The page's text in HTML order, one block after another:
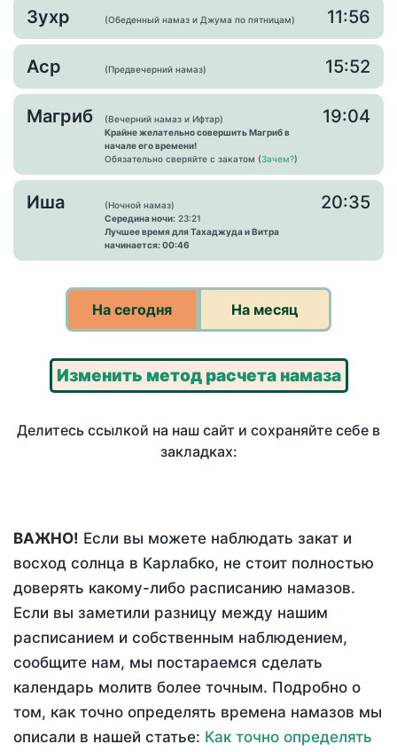
Зухр (Обеденный намаз и Джума по пятницам) 11:56
Аср (Предвечерний намаз) 15:52
Магриб
(Вечерний намаз и Ифтар)
Крайне желательно совершить Магриб в
начале его времени!
Обязательно сверяйте с закатом (Зачем?)
19:04
Иша
(Ночной намаз)
Середина ночи: 23:21
Лучшее время для Тахаджуда и Витра
начинается: 00:46
20:35
На сегодня На месяц
Изменить метод расчета намаза
Делитесь ссылкой на наш сайт и сохраняйте себе в
закладках:
ВАЖНО! Если вы можете наблюдать закат и
восход солнца в Карлабко, не стоит полностью
доверять какому-либо расписанию намазов.
Если вы заметили разницу между нашим
расписанием и собственным наблюдением,
сообщите нам, мы постараемся сделать
календарь молитв более точным. Подробно о
том, как точно определять времена намазов мы
описали в нашей статье: Как точно определять